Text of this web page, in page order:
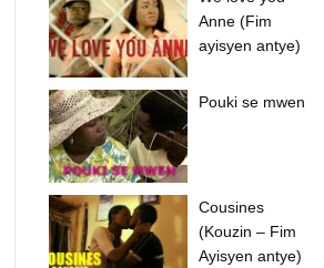
Anne (Fim
ayisyen antye)
Pouki se mwen
Cousines
(Kouzin – Fim
Ayisyen antye)